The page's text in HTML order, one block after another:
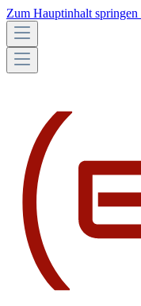
Zum Hauptinhalt springen